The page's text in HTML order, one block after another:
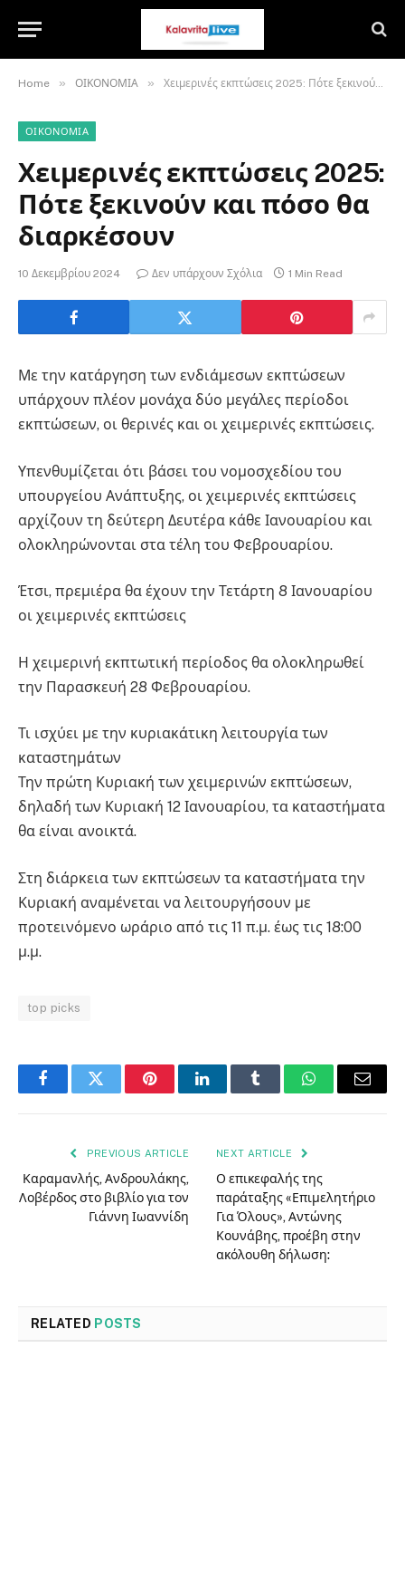
Home » ΟΙΚΟΝΟΜΙΑ » Χειμερινές εκπτώσεις 2025: Πότε ξεκινούν και πόσο θα διαρκέσουν
ΟΙΚΟΝΟΜΙΑ
Χειμερινές εκπτώσεις 2025:
Πότε ξεκινούν και πόσο θα
διαρκέσουν
10 Δεκεμβρίου 2024 Δεν υπάρχουν Σχόλια 1 Min Read
Με την κατάργηση των ενδιάμεσων εκπτώσεων
υπάρχουν πλέον μονάχα δύο μεγάλες περίοδοι
εκπτώσεων, οι θερινές και οι χειμερινές εκπτώσεις.
Υπενθυμίζεται ότι βάσει του νομοσχεδίου του
υπουργείου Ανάπτυξης, οι χειμερινές εκπτώσεις
αρχίζουν τη δεύτερη Δευτέρα κάθε Ιανουαρίου και
ολοκληρώνονται στα τέλη του Φεβρουαρίου.
Έτσι, πρεμιέρα θα έχουν την Τετάρτη 8 Ιανουαρίου
οι χειμερινές εκπτώσεις
Η χειμερινή εκπτωτική περίοδος θα ολοκληρωθεί
την Παρασκευή 28 Φεβρουαρίου.
Τι ισχύει με την κυριακάτικη λειτουργία των
καταστημάτων
Την πρώτη Κυριακή των χειμερινών εκπτώσεων,
δηλαδή των Κυριακή 12 Ιανουαρίου, τα καταστήματα
θα είναι ανοικτά.
Στη διάρκεια των εκπτώσεων τα καταστήματα την
Κυριακή αναμένεται να λειτουργήσουν με
προτεινόμενο ωράριο από τις 11 π.μ. έως τις 18:00
μ.μ.
top picks
FacebookTwitter PinterestLinkedInTumblr WhatsAppEmail
PREVIOUS ARTICLE
Καραμανλής, Ανδρουλάκης,
Λοβέρδος στο βιβλίο για τον
Γιάννη Ιωαννίδη
NEXT ARTICLE
Ο επικεφαλής της
παράταξης «Επιμελητήριο
Για Όλους», Αντώνης
Κουνάβης, προέβη στην
ακόλουθη δήλωση:
RELATED POSTS